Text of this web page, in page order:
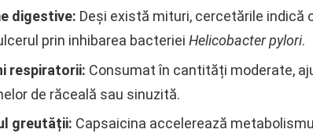
digestive: Deși există mituri, cercetările
prin inhibarea bacteriei Helicobacter pylori.
respiratorii: Consumat în cantități moderate,
de răceală sau sinuzită.
greutății: Capsaicina accelerează